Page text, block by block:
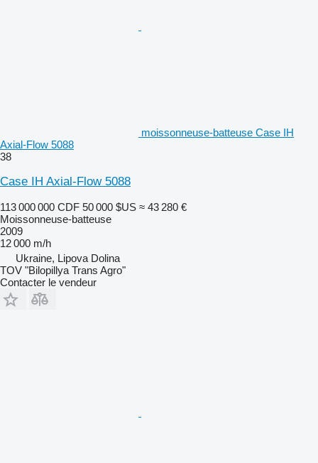
moissonneuse-batteuse Case IH
Axial-Flow 5088
38
Case IH Axial-Flow 5088
113 000 000 CDF 50 000 $US ≈ 43 280 €
Moissonneuse-batteuse
2009
12 000 m/h
Ukraine, Lipova Dolina
TOV "Bilopillya Trans Agro"
Contacter le vendeur